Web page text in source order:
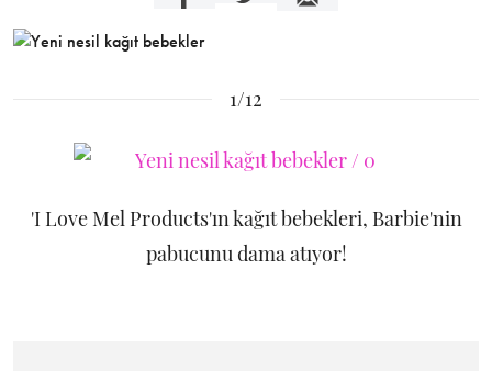
1/12
'I Love Mel Products'ın kağıt bebekleri, Barbie'nin
pabucunu dama atıyor!